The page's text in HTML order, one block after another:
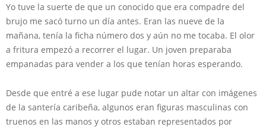
Yo tuve la suerte de que un conocido que era compadre del
brujo me sacó turno un día antes. Eran las nueve de la
mañana, tenía la ficha número dos y aún no me tocaba. El olor
a fritura empezó a recorrer el lugar. Un joven preparaba
empanadas para vender a los que tenían horas esperando.
Desde que entré a ese lugar pude notar un altar con imágenes
de la santería caribeña, algunos eran figuras masculinas con
truenos en las manos y otros estaban representados por